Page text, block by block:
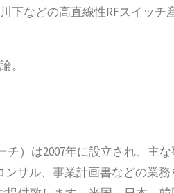
下などの高直線性RFスイッ
。
チ）は2007年に設立され、主
ンサル、事業計画書などの業